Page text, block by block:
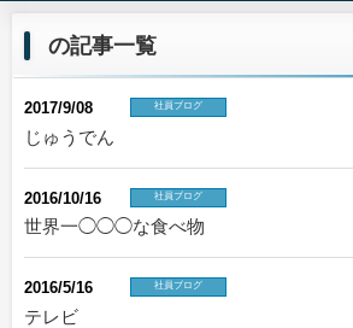
の記事一覧
社員ブログ
じゅうでん
2017/9/08
社員ブログ
世界一◯◯◯な食べ物
2016/10/16
社員ブログ
テレビ
2016/5/16